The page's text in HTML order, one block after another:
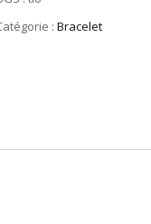
: Bracelet